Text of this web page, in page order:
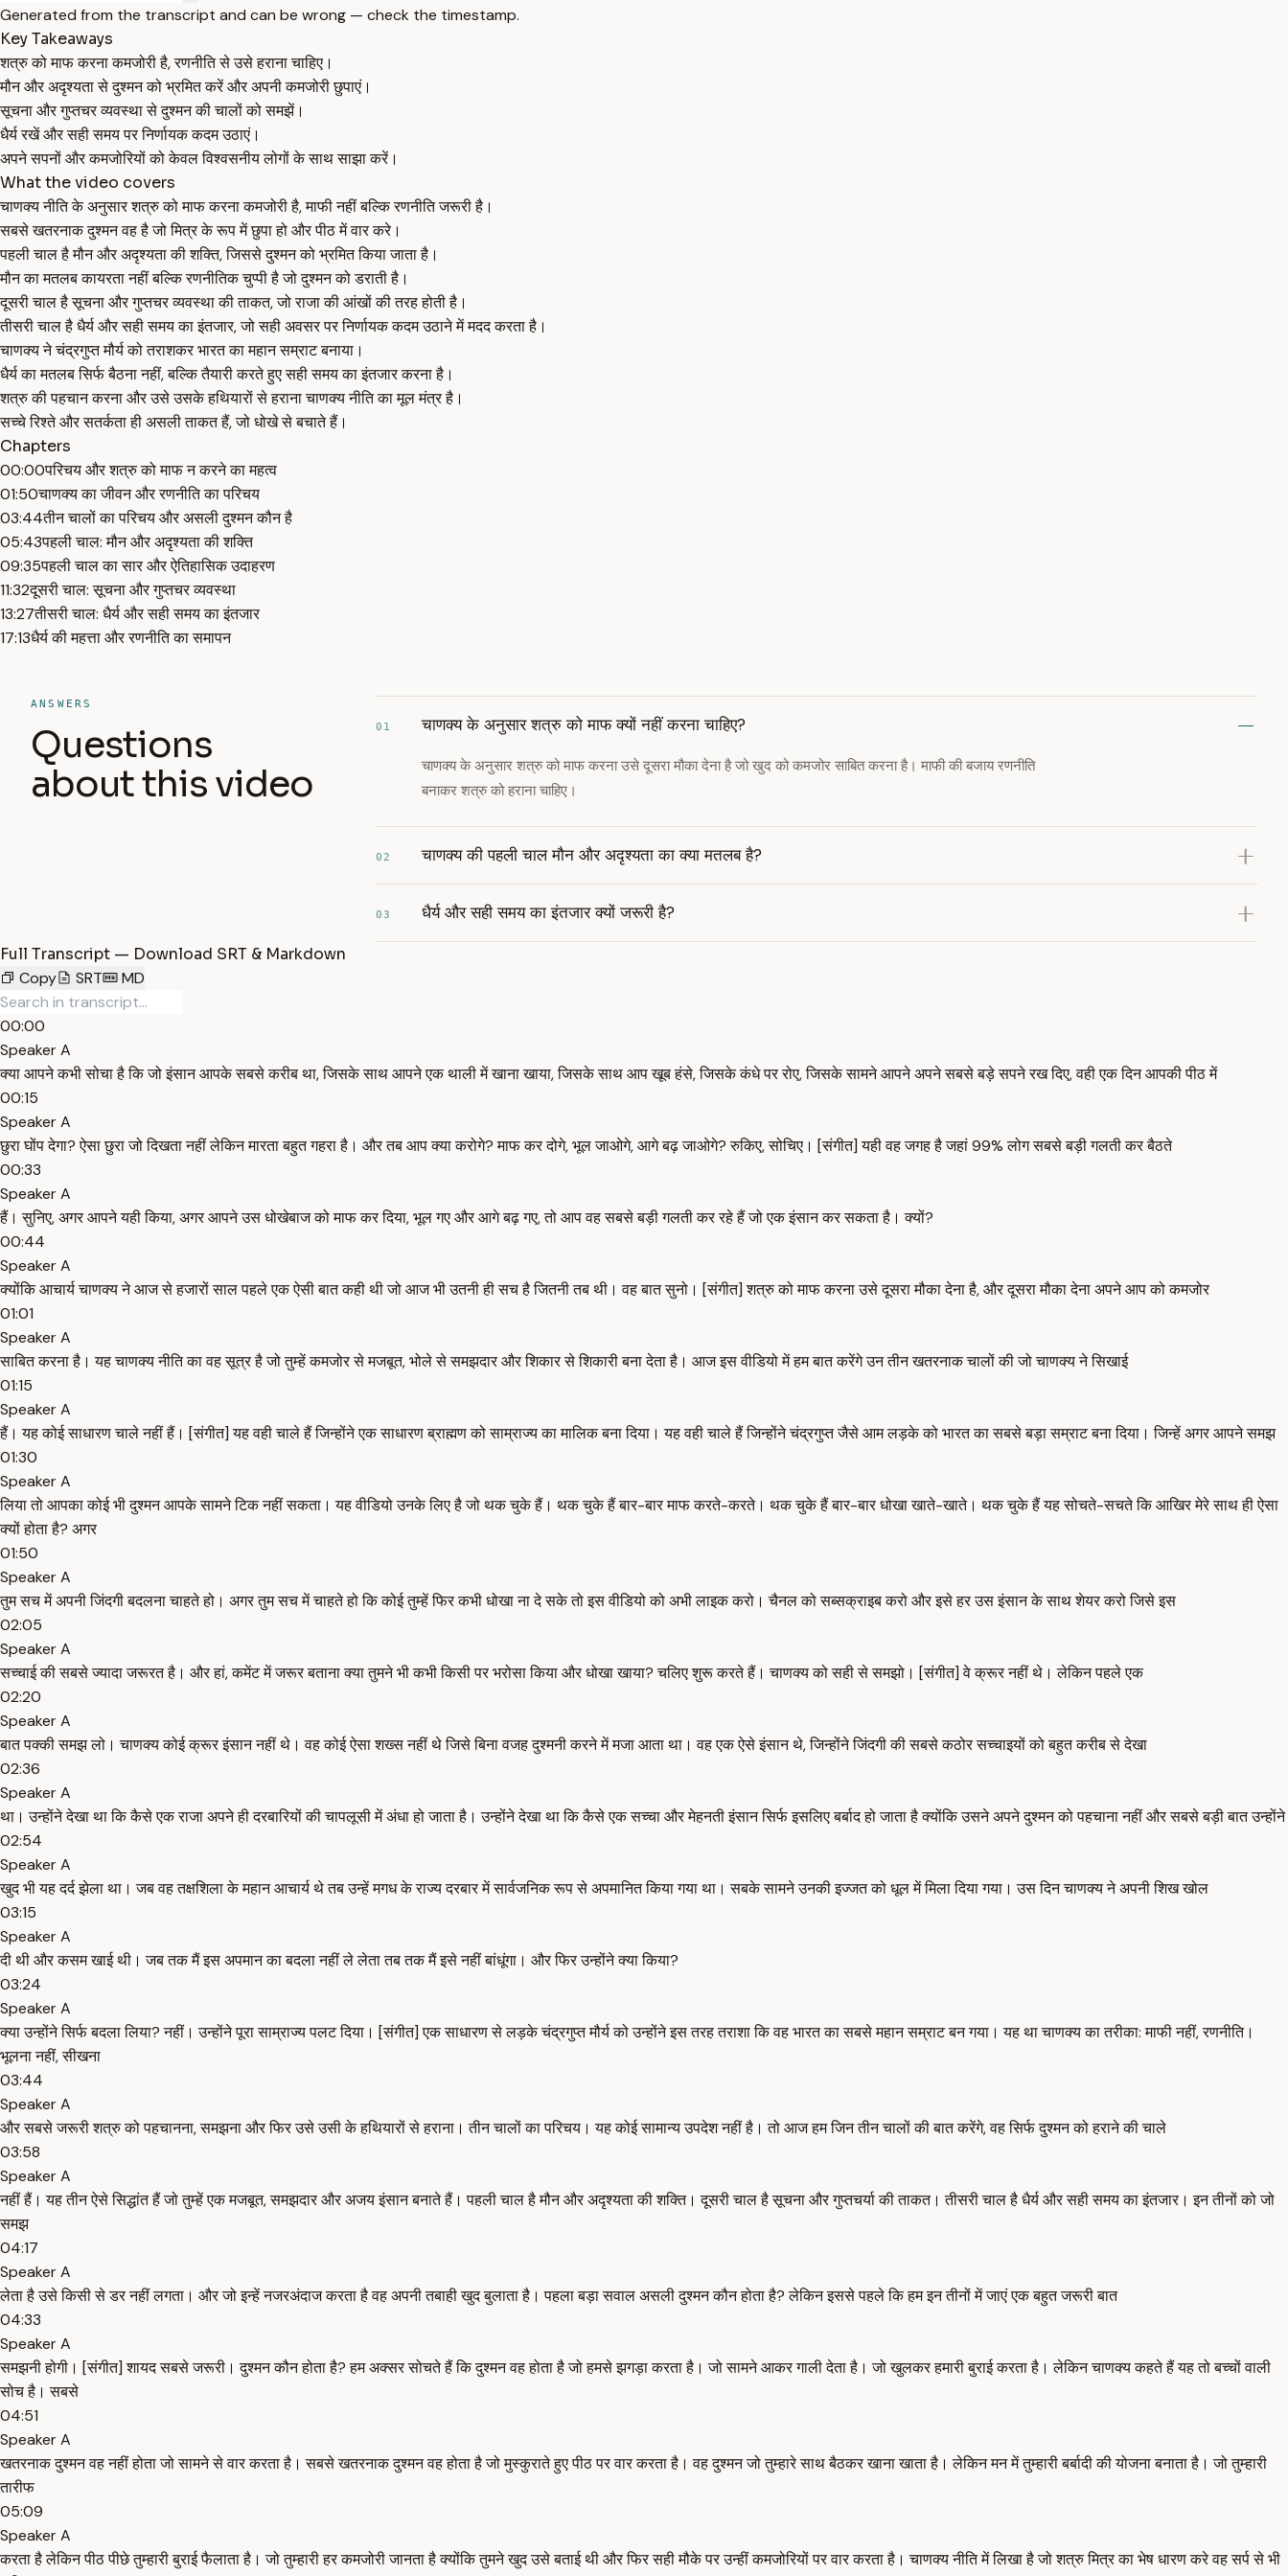
Generated from the transcript and can be wrong — check the timestamp.
Key Takeaways
शत्रु को माफ करना कमजोरी है, रणनीति से उसे हराना चाहिए।
मौन और अदृश्यता से दुश्मन को भ्रमित करें और अपनी कमजोरी छुपाएं।
सूचना और गुप्तचर व्यवस्था से दुश्मन की चालों को समझें।
धैर्य रखें और सही समय पर निर्णायक कदम उठाएं।
अपने सपनों और कमजोरियों को केवल विश्वसनीय लोगों के साथ साझा करें।
What the video covers
चाणक्य नीति के अनुसार शत्रु को माफ करना कमजोरी है, माफी नहीं बल्कि रणनीति जरूरी है।
सबसे खतरनाक दुश्मन वह है जो मित्र के रूप में छुपा हो और पीठ में वार करे।
पहली चाल है मौन और अदृश्यता की शक्ति, जिससे दुश्मन को भ्रमित किया जाता है।
मौन का मतलब कायरता नहीं बल्कि रणनीतिक चुप्पी है जो दुश्मन को डराती है।
दूसरी चाल है सूचना और गुप्तचर व्यवस्था की ताकत, जो राजा की आंखों की तरह होती है।
तीसरी चाल है धैर्य और सही समय का इंतजार, जो सही अवसर पर निर्णायक कदम उठाने में मदद करता है।
चाणक्य ने चंद्रगुप्त मौर्य को तराशकर भारत का महान सम्राट बनाया।
धैर्य का मतलब सिर्फ बैठना नहीं, बल्कि तैयारी करते हुए सही समय का इंतजार करना है।
शत्रु की पहचान करना और उसे उसके हथियारों से हराना चाणक्य नीति का मूल मंत्र है।
सच्चे रिश्ते और सतर्कता ही असली ताकत हैं, जो धोखे से बचाते हैं।
Chapters
00:00परिचय और शत्रु को माफ न करने का महत्व
01:50चाणक्य का जीवन और रणनीति का परिचय
03:44तीन चालों का परिचय और असली दुश्मन कौन है
05:43पहली चाल: मौन और अदृश्यता की शक्ति
09:35पहली चाल का सार और ऐतिहासिक उदाहरण
11:32दूसरी चाल: सूचना और गुप्तचर व्यवस्था
13:27तीसरी चाल: धैर्य और सही समय का इंतजार
17:13धैर्य की महत्ता और रणनीति का समापन
ANSWERS
Questions
about this video
01 चाणक्य के अनुसार शत्रु को माफ क्यों नहीं करना चाहिए?
चाणक्य के अनुसार शत्रु को माफ करना उसे दूसरा मौका देना है जो खुद को कमजोर साबित करना है। माफी की बजाय रणनीति
बनाकर शत्रु को हराना चाहिए।
02 चाणक्य की पहली चाल मौन और अदृश्यता का क्या मतलब है?
03 धैर्य और सही समय का इंतजार क्यों जरूरी है?
Full Transcript — Download SRT & Markdown
Copy
SRT MD
00:00
Speaker A
क्या आपने कभी सोचा है कि जो इंसान आपके सबसे करीब था, जिसके साथ आपने एक थाली में खाना खाया, जिसके साथ आप खूब हंसे, जिसके कंधे पर रोए, जिसके सामने आपने अपने सबसे बड़े सपने रख दिए, वही एक दिन आपकी पीठ में
00:15
Speaker A
छुरा घोंप देगा? ऐसा छुरा जो दिखता नहीं लेकिन मारता बहुत गहरा है। और तब आप क्या करोगे? माफ कर दोगे, भूल जाओगे, आगे बढ़ जाओगे? रुकिए, सोचिए। [संगीत] यही वह जगह है जहां 99% लोग सबसे बड़ी गलती कर बैठते
00:33
Speaker A
हैं। सुनिए, अगर आपने यही किया, अगर आपने उस धोखेबाज को माफ कर दिया, भूल गए और आगे बढ़ गए, तो आप वह सबसे बड़ी गलती कर रहे हैं जो एक इंसान कर सकता है। क्यों?
00:44
Speaker A
क्योंकि आचार्य चाणक्य ने आज से हजारों साल पहले एक ऐसी बात कही थी जो आज भी उतनी ही सच है जितनी तब थी। वह बात सुनो। [संगीत] शत्रु को माफ करना उसे दूसरा मौका देना है, और दूसरा मौका देना अपने आप को कमजोर
01:01
Speaker A
साबित करना है। यह चाणक्य नीति का वह सूत्र है जो तुम्हें कमजोर से मजबूत, भोले से समझदार और शिकार से शिकारी बना देता है। आज इस वीडियो में हम बात करेंगे उन तीन खतरनाक चालों की जो चाणक्य ने सिखाई
01:15
Speaker A
हैं। यह कोई साधारण चाले नहीं हैं। [संगीत] यह वही चाले हैं जिन्होंने एक साधारण ब्राह्मण को साम्राज्य का मालिक बना दिया। यह वही चाले हैं जिन्होंने चंद्रगुप्त जैसे आम लड़के को भारत का सबसे बड़ा सम्राट बना दिया। जिन्हें अगर आपने समझ
01:30
Speaker A
लिया तो आपका कोई भी दुश्मन आपके सामने टिक नहीं सकता। यह वीडियो उनके लिए है जो थक चुके हैं। थक चुके हैं बार-बार माफ करते-करते। थक चुके हैं बार-बार धोखा खाते-खाते। थक चुके हैं यह सोचते-सचते कि आखिर मेरे साथ ही ऐसा
क्यों होता है? अगर
01:50
Speaker A
तुम सच में अपनी जिंदगी बदलना चाहते हो। अगर तुम सच में चाहते हो कि कोई तुम्हें फिर कभी धोखा ना दे सके तो इस वीडियो को अभी लाइक करो। चैनल को सब्सक्राइब करो और इसे हर उस इंसान के साथ शेयर करो जिसे इस
02:05
Speaker A
सच्चाई की सबसे ज्यादा जरूरत है। और हां, कमेंट में जरूर बताना क्या तुमने भी कभी किसी पर भरोसा किया और धोखा खाया? चलिए शुरू करते हैं। चाणक्य को सही से समझो। [संगीत] वे क्रूर नहीं थे। लेकिन पहले एक
02:20
Speaker A
बात पक्की समझ लो। चाणक्य कोई क्रूर इंसान नहीं थे। वह कोई ऐसा शख्स नहीं थे जिसे बिना वजह दुश्मनी करने में मजा आता था। वह एक ऐसे इंसान थे, जिन्होंने जिंदगी की सबसे कठोर सच्चाइयों को बहुत करीब से देखा
02:36
Speaker A
था। उन्होंने देखा था कि कैसे एक राजा अपने ही दरबारियों की चापलूसी में अंधा हो जाता है। उन्होंने देखा था कि कैसे एक सच्चा और मेहनती इंसान सिर्फ इसलिए बर्बाद हो जाता है क्योंकि उसने अपने दुश्मन को पहचाना नहीं और सबसे बड़ी बात उन्होंने
02:54
Speaker A
खुद भी यह दर्द झेला था। जब वह तक्षशिला के महान आचार्य थे तब उन्हें मगध के राज्य दरबार में सार्वजनिक रूप से अपमानित किया गया था। सबके सामने उनकी इज्जत को धूल में मिला दिया गया। उस दिन चाणक्य ने अपनी शिख खोल
03:15
Speaker A
दी थी और कसम खाई थी। जब तक मैं इस अपमान का बदला नहीं ले लेता तब तक मैं इसे नहीं बांधूंगा। और फिर उन्होंने क्या किया?
03:24
Speaker A
क्या उन्होंने सिर्फ बदला लिया? नहीं। उन्होंने पूरा साम्राज्य पलट दिया। [संगीत] एक साधारण से लड़के चंद्रगुप्त मौर्य को उन्होंने इस तरह तराशा कि वह भारत का सबसे महान सम्राट बन गया। यह था चाणक्य का तरीका: माफी नहीं, रणनीति।
भूलना नहीं, सीखना
03:44
Speaker A
और सबसे जरूरी शत्रु को पहचानना, समझना और फिर उसे उसी के हथियारों से हराना। तीन चालों का परिचय। यह कोई सामान्य उपदेश नहीं है। तो आज हम जिन तीन चालों की बात करेंगे, वह सिर्फ दुश्मन को हराने की चाले
03:58
Speaker A
नहीं हैं। यह तीन ऐसे सिद्धांत हैं जो तुम्हें एक मजबूत, समझदार और अजय इंसान बनाते हैं। पहली चाल है मौन और अदृश्यता की शक्ति। दूसरी चाल है सूचना और गुप्तचर्या की ताकत। तीसरी चाल है धैर्य और सही समय का इंतजार। इन तीनों को जो
समझ
04:17
Speaker A
लेता है उसे किसी से डर नहीं लगता। और जो इन्हें नजरअंदाज करता है वह अपनी तबाही खुद बुलाता है। पहला बड़ा सवाल असली दुश्मन कौन होता है? लेकिन इससे पहले कि हम इन तीनों में जाएं एक बहुत जरूरी बात
04:33
Speaker A
समझनी होगी। [संगीत] शायद सबसे जरूरी। दुश्मन कौन होता है? हम अक्सर सोचते हैं कि दुश्मन वह होता है जो हमसे झगड़ा करता है। जो सामने आकर गाली देता है। जो खुलकर हमारी बुराई करता है। लेकिन चाणक्य कहते हैं यह तो बच्चों वाली
सोच है। सबसे
04:51
Speaker A
खतरनाक दुश्मन वह नहीं होता जो सामने से वार करता है। सबसे खतरनाक दुश्मन वह होता है जो मुस्कुराते हुए पीठ पर वार करता है। वह दुश्मन जो तुम्हारे साथ बैठकर खाना खाता है। लेकिन मन में तुम्हारी बर्बादी की योजना बनाता है। जो तुम्हारी
तारीफ
05:09
Speaker A
करता है लेकिन पीठ पीछे तुम्हारी बुराई फैलाता है। जो तुम्हारी हर कमजोरी जानता है क्योंकि तुमने खुद उसे बताई थी और फिर सही मौके पर उन्हीं कमजोरियों पर वार करता है। चाणक्य नीति में लिखा है जो शत्रु मित्र का भेष धारण करे वह सर्प से भी